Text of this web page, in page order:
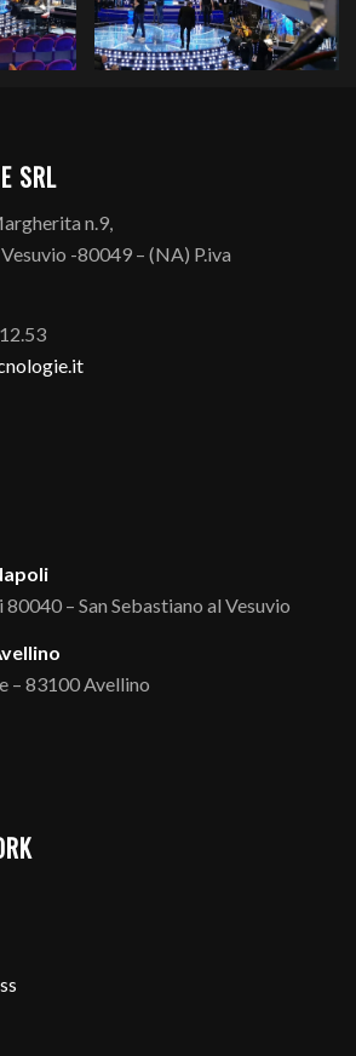
SRL
n.9,
-80049 – (NA) P.iva
– San Sebastiano al Vesuvio
– 83100 Avellino